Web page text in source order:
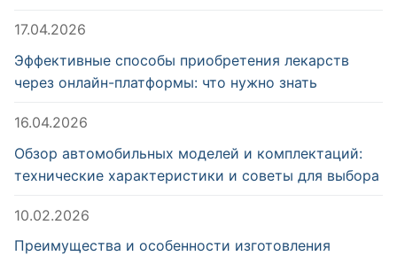
17.04.2026
Эффективные способы приобретения лекарств
через онлайн-платформы: что нужно знать
16.04.2026
Обзор автомобильных моделей и комплектаций:
технические характеристики и советы для выбора
10.02.2026
Преимущества и особенности изготовления